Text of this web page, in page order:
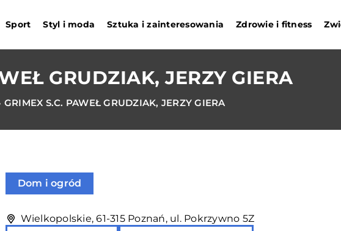
Sport Styl i moda Sztuka i zainteresowania Zdrowie i fitness
GRUDZIAK, JERZY GIERA
GRIMEX S.C. PAWEŁ GRUDZIAK, JERZY GIERA
Dom i ogród
Wielkopolskie, 61-315 Poznań, ul. Pokrzywno 5Z